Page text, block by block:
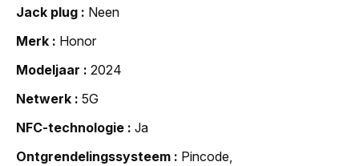
Jack plug
Neen
Merk
Honor
Modeljaar
2024
Netwerk
5G
NFC-technologie
Ja
Ontgrendelingssysteem
Pincode,